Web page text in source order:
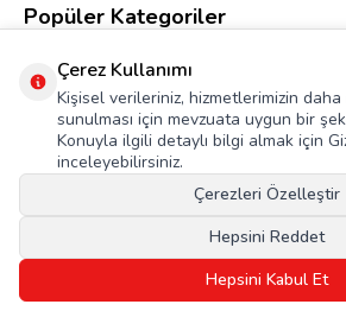
Popüler Kategoriler
Adres & İletişim
Çerez Kullanımı
Kişisel verileriniz, hizmetlerimizin
sunulması için mevzuata uygun bir
Konuyla ilgili detaylı bilgi almak için
inceleyebilirsiniz.
Çerezleri Özelleştir
Hepsini Reddet
Hepsini Kabul Et